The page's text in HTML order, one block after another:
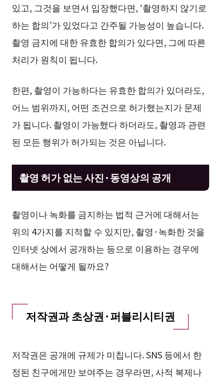
있고, 그것을 보면서 입장했다면, ‘촬영하지 않기로
하는 합의’가 있었다고 간주될 가능성이 높습니다.
촬영 금지에 대한 유효한 합의가 있다면, 그에 따른
처리가 원칙이 됩니다.
한편, 촬영이 가능하다는 유효한 합의가 있더라도,
어느 범위까지, 어떤 조건으로 허가했는지가 문제
가 됩니다. 촬영이 가능했다 하더라도, 촬영과 관련
된 모든 행위가 허가되는 것은 아닙니다.
촬영 허가 없는 사진·동영상의 공개
촬영이나 녹화를 금지하는 법적 근거에 대해서는
위의 4가지를 지적할 수 있지만, 촬영·녹화한 것을
인터넷 상에서 공개하는 등으로 이용하는 경우에
대해서는 어떻게 될까요?
저작권과 초상권·퍼블리시티권
저작권은 공개에 규제가 미칩니다. SNS 등에서 한
정된 친구에게만 보여주는 경우라면, 사적 복제나